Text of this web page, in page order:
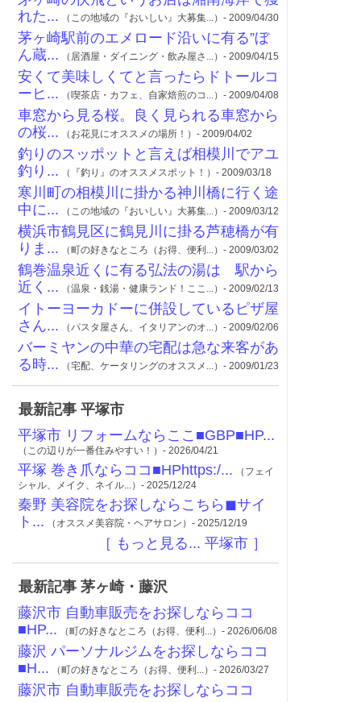
れた... （この地域の『おいしい』大募集...）- 2009/04/30
茅ヶ崎駅前のエメロード沿いに有る”ぼ
ん蔵... （居酒屋・ダイニング・飲み屋さ...）- 2009/04/15
安くて美味しくてと言ったらドトールコ
ーヒ... （喫茶店・カフェ、自家焙煎のコ...）- 2009/04/08
車窓から見る桜。良く見られる車窓から
の桜... （お花見にオススメの場所！）- 2009/04/02
釣りのスッポットと言えば相模川でアユ
釣り... （『釣り』のオススメスポット！）- 2009/03/18
寒川町の相模川に掛かる神川橋に行く途
中に... （この地域の『おいしい』大募集...）- 2009/03/12
横浜市鶴見区に鶴見川に掛る芦穂橋が有
りま... （町の好きなところ（お得、便利...）- 2009/03/02
鶴巻温泉近くに有る弘法の湯は 駅から
近く... （温泉・銭湯・健康ランド！ここ...）- 2009/02/13
イトーヨーカドーに併設しているピザ屋
さん... （パスタ屋さん、イタリアンのオ...）- 2009/02/06
バーミヤンの中華の宅配は急な来客があ
る時... （宅配、ケータリングのオススメ...）- 2009/01/23
最新記事 平塚市
平塚市 リフォームならここ■GBP■HP...
（この辺りが一番住みやすい！）- 2026/04/21
平塚 巻き爪ならココ■HPhttps:/... （フェイ
シャル、メイク、ネイル...）- 2025/12/24
秦野 美容院をお探しならこちら◼︎サイ
ト... （オススメ美容院・ヘアサロン）- 2025/12/19
［ もっと見る... 平塚市 ］
最新記事 茅ヶ崎・藤沢
藤沢市 自動車販売をお探しならココ
■HP... （町の好きなところ（お得、便利...）- 2026/06/08
藤沢 パーソナルジムをお探しならココ
■H... （町の好きなところ（お得、便利...）- 2026/03/27
藤沢市 自動車販売をお探しならココ